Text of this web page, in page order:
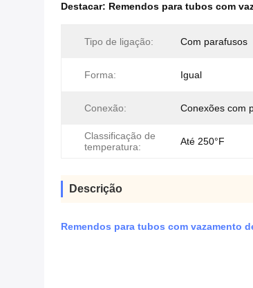
Destacar: Remendos para tubos com
Tipo de ligação: Com parafusos
Forma: Igual
Conexão: Conexões com
Classificação de
temperatura:
Até 250°F
Descrição
Remendos para tubos com vazamento